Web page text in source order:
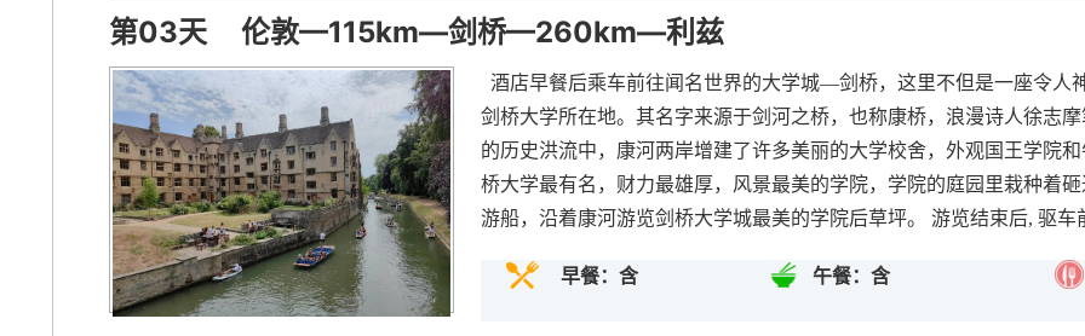
第03天 伦敦—115km—剑桥—260km—利兹
酒店早餐后乘车前往闻名世界的大学城—剑桥，这里不但是一座令人
剑桥大学所在地。其名字来源于剑河之桥，也称康桥，浪漫诗人徐志
的历史洪流中，康河两岸增建了许多美丽的大学校舍，外观国王学院
桥大学最有名，财力最雄厚，风景最美的学院，学院的庭园里栽种着
游船，沿着康河游览剑桥大学城最美的学院后草坪。 游览结束后, 驱
早餐：含 午餐：含